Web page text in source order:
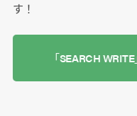
す！
「SEARCH